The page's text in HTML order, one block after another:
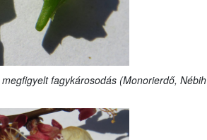
fagykárosodás (Monorierdő, Nébih